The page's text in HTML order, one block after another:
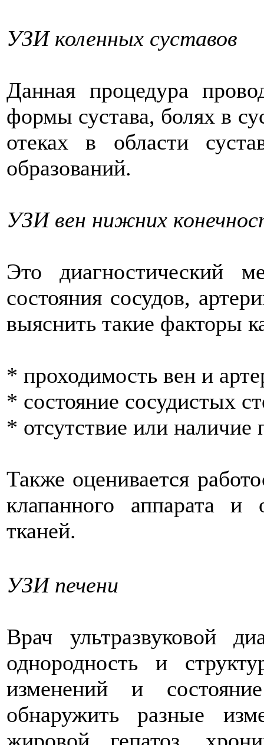
УЗИ коленных суставов
Данная процедура
формы сустава, болях в
отеках в области
образований.
УЗИ вен нижних
Это диагностический
состояния сосудов,
выяснить такие факторы
* проходимость вен и
* состояние сосудистых
* отсутствие или наличие
Также оценивается
клапанного аппарата
тканей.
УЗИ печени
Врач ультразвуковой
однородность и
изменений и
обнаружить разные